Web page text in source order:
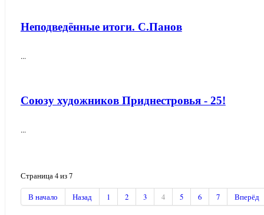
Неподведённые итоги. С.Панов
...
Союзу художников Приднестровья - 25!
...
Страница 4 из 7
В начало Назад 1 2 3 4 5 6 7 Вперёд